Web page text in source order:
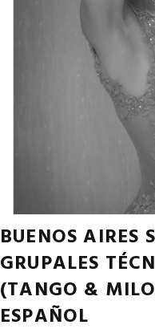
BUENOS AIRES
GRUPALES
(TANGO &
ESPAÑOL